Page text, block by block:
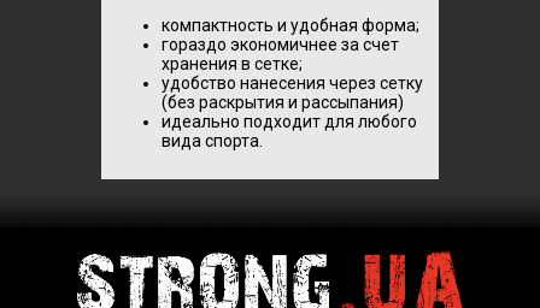
компактность и удобная форма;
гораздо экономичнее за счет
хранения в сетке;
удобство нанесения через сетку
(без раскрытия и рассыпания)
идеально подходит для любого
вида спорта.